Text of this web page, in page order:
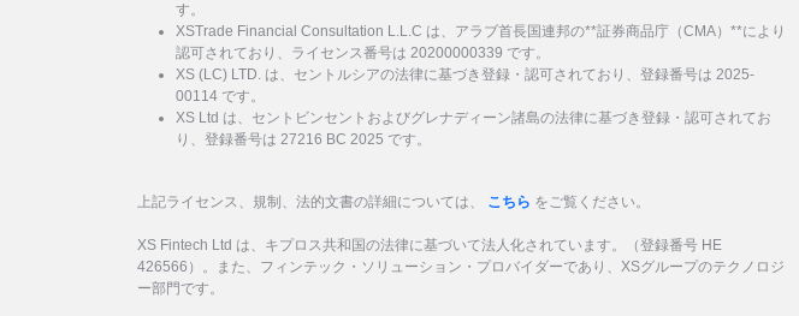
す。
XSTrade Financial Consultation L.L.C は、アラブ首長国連邦の**証券商品庁（CMA）**により
認可されており、ライセンス番号は 20200000339 です。
XS (LC) LTD. は、セントルシアの法律に基づき登録・認可されており、登録番号は 2025-
00114 です。
XS Ltd は、セントビンセントおよびグレナディーン諸島の法律に基づき登録・認可されてお
り、登録番号は 27216 BC 2025 です。
上記ライセンス、規制、法的文書の詳細については、 こちら をご覧ください。
XS Fintech Ltd は、キプロス共和国の法律に基づいて法人化されています。（登録番号 HE
426566）。また、フィンテック・ソリューション・プロバイダーであり、XSグループのテクノロジ
ー部門です。